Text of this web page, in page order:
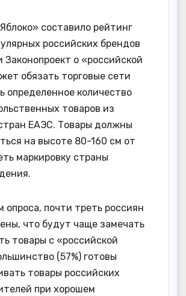
составило рейтинг
российских брендов
Законопроект о «российской
обязать торговые сети
определенное количество
товаров из
ЕАЭС. Товары должны
на высоте 80-160 см от
маркировку страны
опроса, почти треть россиян
что будут чаще замечать
товары с «российской
(57%) готовы
товары российских
при хорошем